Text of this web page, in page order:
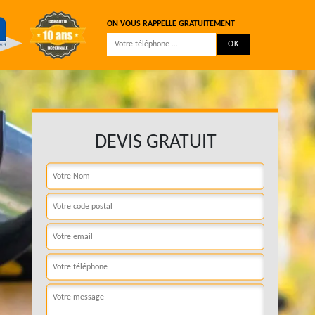
ON VOUS RAPPELLE GRATUITEMENT
DEVIS GRATUIT